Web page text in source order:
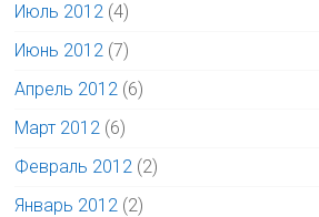
Июль 2012 (4)
Июнь 2012 (7)
Апрель 2012 (6)
Март 2012 (6)
Февраль 2012 (2)
Январь 2012 (2)